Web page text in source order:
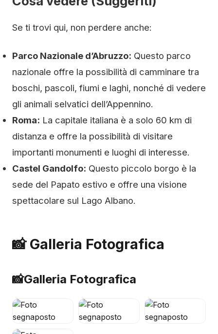
Se ti trovi qui, non perdere anche:
Parco Nazionale d’Abruzzo: Questo parco
nazionale offre la possibilità di camminare tra
boschi, pascoli, fiumi e laghi, nonché di vedere
gli animali selvatici dell’Appennino.
Roma: La capitale italiana è a solo 60 km di
distanza e offre la possibilità di visitare
importanti monumenti e luoghi di interesse.
Castel Gandolfo: Questo piccolo borgo è la
sede del Papato estivo e offre una visione
spettacolare sul Lago Albano.
📸 Galleria Fotografica
📸Galleria Fotografica